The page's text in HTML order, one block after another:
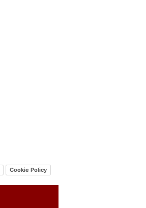
Cookie Policy